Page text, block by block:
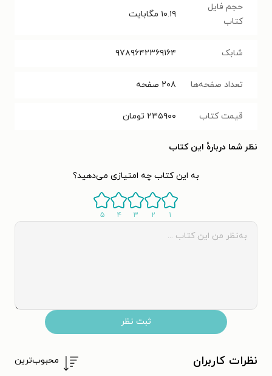
حجم فایل
کتاب
۱۰.۱۹ مگابایت
شابک ۹۷۸۹۶۴۲۳۶۹۱۶۴
تعداد صفحه‌ها ۲۰۸ صفحه
قیمت کتاب ۲۳۵۹۰۰ تومان
نظر شما دربارهٔ این کتاب
به این کتاب چه امتیازی می‌دهید؟
۱ ۲ ۳ ۴ ۵
ثبت نظر
نظرات کاربران محبوب‌ترین